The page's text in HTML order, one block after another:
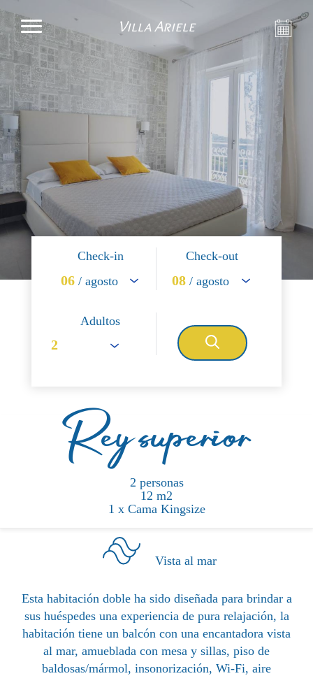
Villa Ariele
Check-in
06 / agosto
Check-out
08 / agosto
Adultos
Rey superior
2 personas
12 m2
1 x Cama Kingsize
Vista al mar
Esta habitación doble ha sido diseñada para brindar a
sus huéspedes una experiencia de pura relajación, la
habitación tiene un balcón con una encantadora vista
al mar, amueblada con mesa y sillas, piso de
baldosas/mármol, insonorización, Wi-Fi, aire